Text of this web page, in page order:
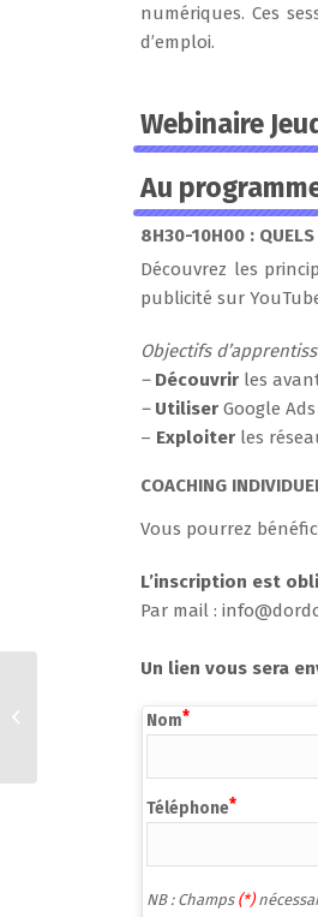
numériques. Ces
d’emploi.
Webinaire
Au
8H30-10H00 : QUELS
Découvrez les
publicité sur
Objectifs
– Découvrir les
– Utiliser Google
– Exploiter les
COACHING
Vous pourrez
L’inscription est
Par mail :
Un lien vous sera
Nom
Téléphone
NB : Champs (*)
fonctionnement de la
micro-entreprise